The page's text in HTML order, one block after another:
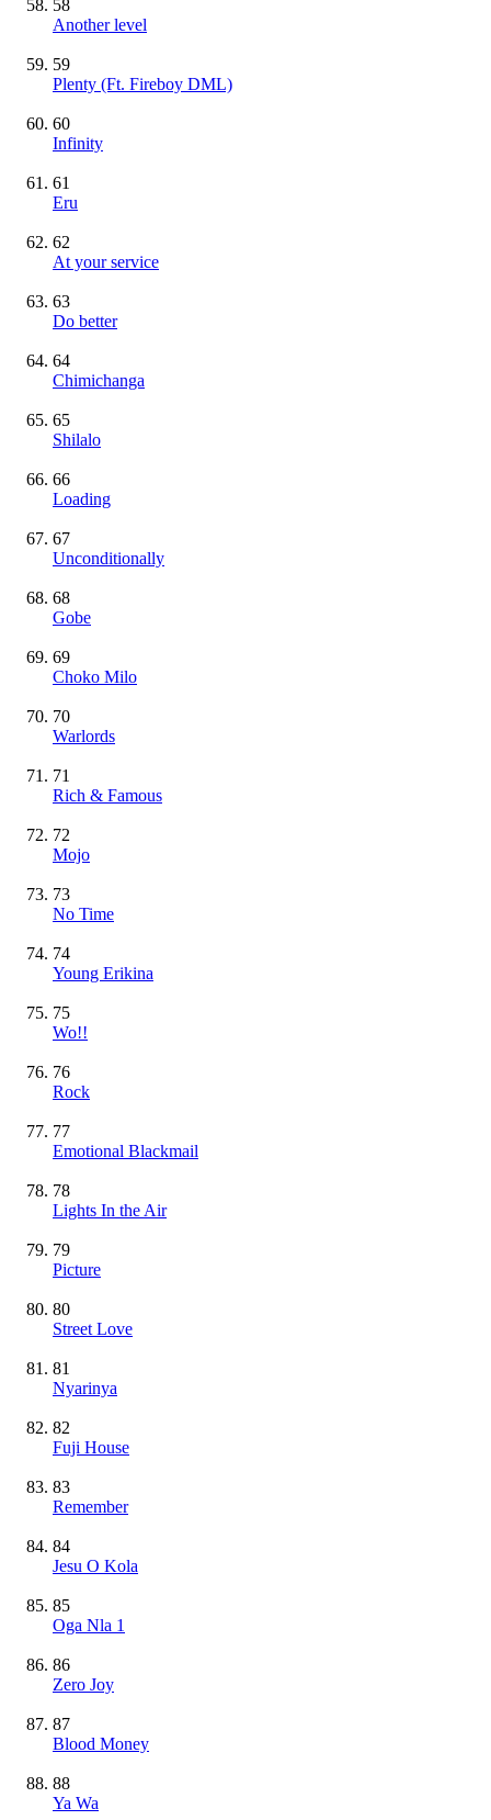
58
Another level
59
Plenty (Ft. Fireboy DML)
60
Infinity
61
Eru
62
At your service
63
Do better
64
Chimichanga
65
Shilalo
66
Loading
67
Unconditionally
68
Gobe
69
Choko Milo
70
Warlords
71
Rich & Famous
72
Mojo
73
No Time
74
Young Erikina
75
Wo!!
76
Rock
77
Emotional Blackmail
78
Lights In the Air
79
Picture
80
Street Love
81
Nyarinya
82
Fuji House
83
Remember
84
Jesu O Kola
85
Oga Nla 1
86
Zero Joy
87
Blood Money
88
Ya Wa